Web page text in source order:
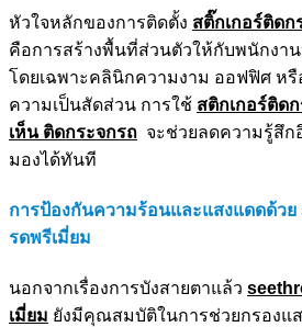
หัวใจหลักของการติดตั้ง สติ๊กเกอร์ติด
คือการสร้างพื้นที่ส่วนตัวให้กับพนักงา
โดยเฉพาะคลินิกความงาม ออฟฟิศ ห
ความเป็นสัดส่วน การใช้ สติกเกอร์ติด
เห็น ติดกระจกรถ จะช่วยลดความรู้สึก
มองได้ทันที
การป้องกันความร้อนและแสงแดดด้วย
รดพรีเมี่ยม
นอกจากเรื่องการบังสายตาแล้ว
เมี่ยม ยังมีคุณสมบัติในการช่วยกรองแ